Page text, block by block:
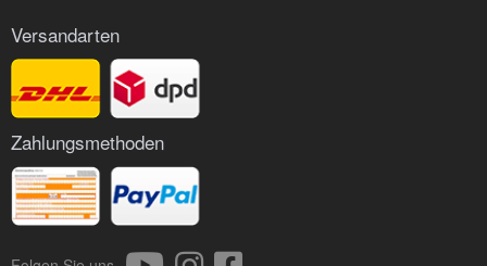
Versandarten
Zahlungsmethoden